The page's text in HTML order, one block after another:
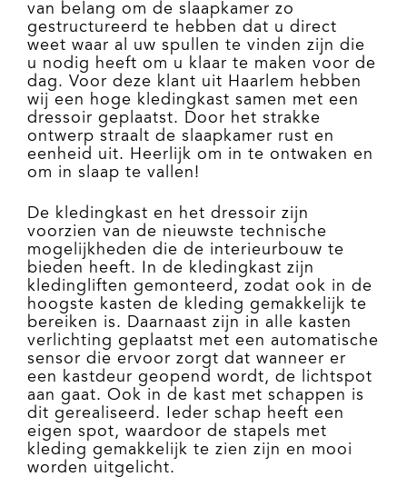
van belang om de slaapkamer zo
gestructureerd te hebben dat u direct
weet waar al uw spullen te vinden zijn die
u nodig heeft om u klaar te maken voor de
dag. Voor deze klant uit Haarlem hebben
wij een hoge kledingkast samen met een
dressoir geplaatst. Door het strakke
ontwerp straalt de slaapkamer rust en
eenheid uit. Heerlijk om in te ontwaken en
om in slaap te vallen!
De kledingkast en het dressoir zijn
voorzien van de nieuwste technische
mogelijkheden die de interieurbouw te
bieden heeft. In de kledingkast zijn
kledingliften gemonteerd, zodat ook in de
hoogste kasten de kleding gemakkelijk te
bereiken is. Daarnaast zijn in alle kasten
verlichting geplaatst met een automatische
sensor die ervoor zorgt dat wanneer er
een kastdeur geopend wordt, de lichtspot
aan gaat. Ook in de kast met schappen is
dit gerealiseerd. Ieder schap heeft een
eigen spot, waardoor de stapels met
kleding gemakkelijk te zien zijn en mooi
worden uitgelicht.